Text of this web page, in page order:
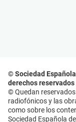
© Sociedad
derechos reservados
© Quedan
radiofónicos y las
como sobre los
Sociedad Española